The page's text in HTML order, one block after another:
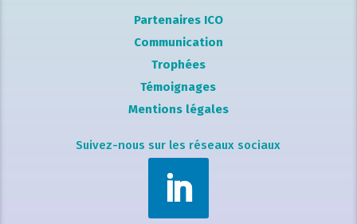
Partenaires ICO
Communication
Trophées
Témoignages
Mentions légales
Suivez-nous sur les réseaux sociaux